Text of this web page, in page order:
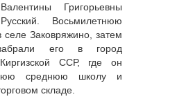
Григорьевны
Восьмилетнюю
селе Заковряжино, затем
забрали его в город
ССР, где он
среднюю школу и
складе.